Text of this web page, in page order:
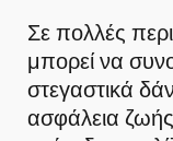
Σε πολλές
μπορεί να
στεγαστικά
ασφάλεια